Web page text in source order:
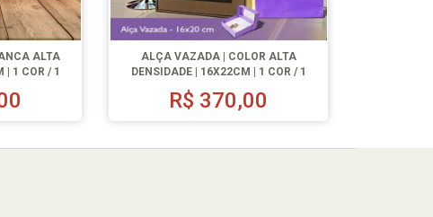
ALTA
| 1 COR / 1
ALÇA VAZADA | COLOR ALTA
DENSIDADE | 16X22CM | 1 COR / 1
LADO | 500 UN.
R$ 370,00